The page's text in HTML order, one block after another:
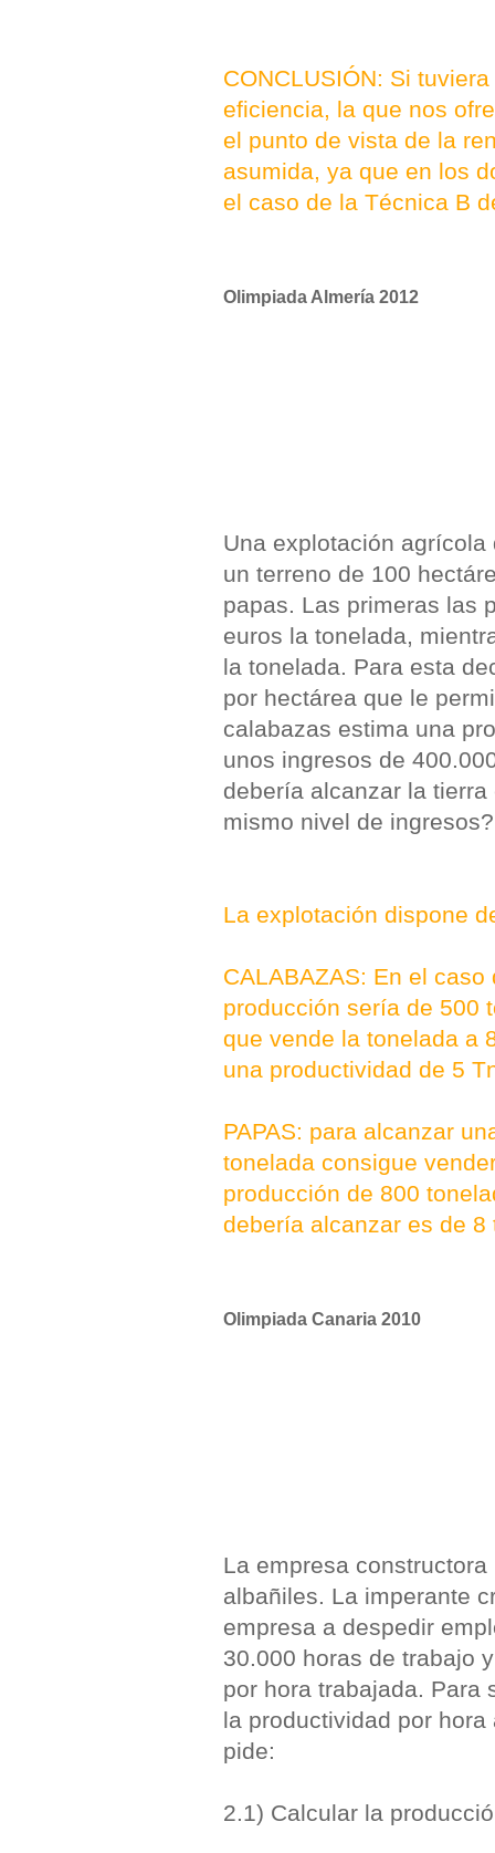
CONCLUSIÓN: Si
eficiencia, la que nos
el punto de vista de la
asumida, ya que en los
el caso de la Técnica B
Olimpiada Almería 2012
Una explotación
un terreno de 100
papas. Las primeras las
euros la tonelada,
la tonelada. Para esta
por hectárea que le
calabazas estima una
unos ingresos de
debería alcanzar la
mismo nivel de
La explotación dispone
CALABAZAS: En el
producción sería de 500
que vende la tonelada a
una productividad de 5
PAPAS: para alcanzar
tonelada consigue
producción de 800
debería alcanzar es de
Olimpiada Canaria 2010
La empresa
albañiles. La imperante
empresa a despedir
30.000 horas de trabajo
por hora trabajada. Para
la productividad por
pide:
2.1) Calcular la